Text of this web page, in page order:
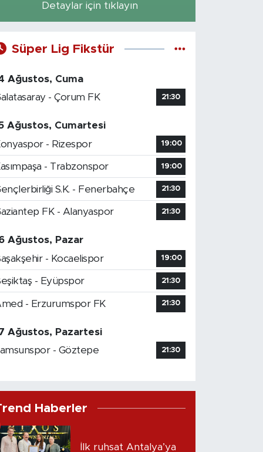
Detaylar için tıklayın
Süper Lig Fikstür
Ağustos, Cuma
- Çorum FK
21:30
Ağustos, Cumartesi
- Rizespor
19:00
- Trabzonspor 19:00
S.K. - Fenerbahçe 21:30
FK - Alanyaspor 21:30
Ağustos, Pazar
- Kocaelispor
19:00
- Eyüpspor 21:30
- Erzurumspor FK 21:30
Ağustos, Pazartesi
- Göztepe
21:30
Haberler
İlk ruhsat Antalya’ya